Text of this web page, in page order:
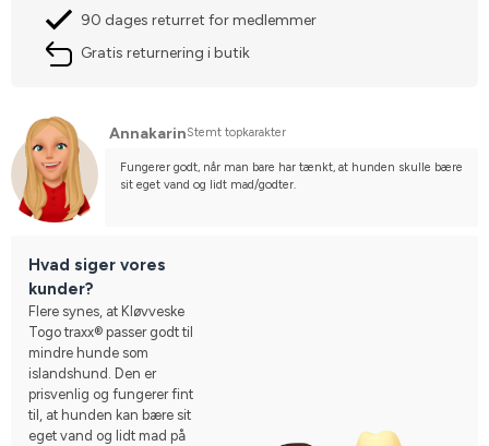
90 dages returret for medlemmer
Gratis returnering i butik
AnnakarinStemt topkarakter
Fungerer godt, når man bare har tænkt, at hunden skulle bære
sit eget vand og lidt mad/godter.
Hvad siger vores
kunder?
Flere synes, at Kløvveske
Togo traxx® passer godt til
mindre hunde som
islandshund. Den er
prisvenlig og fungerer fint
til, at hunden kan bære sit
eget vand og lidt mad på